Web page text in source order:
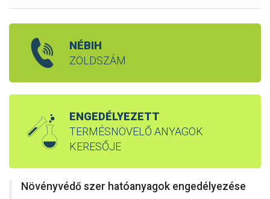
NÉBIH
ZÖLDSZÁM
ENGEDÉLYEZETT
TERMÉSNÖVELŐ ANYAGOK
KERESŐJE
Növényvédő szer hatóanyagok engedélyezése